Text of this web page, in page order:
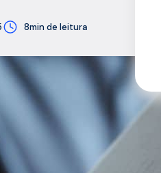
8min de leitura